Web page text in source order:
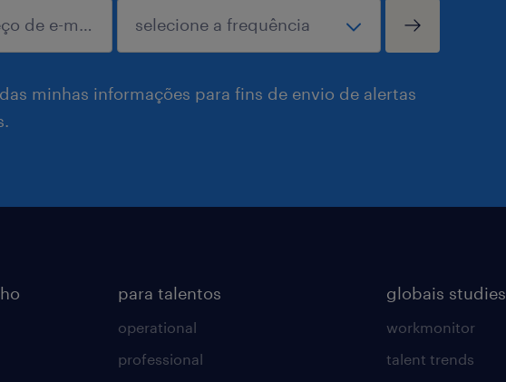
minhas informações para fins de envio de alertas
para talentos
operational
professional
globais studies
workmonitor
talent trends